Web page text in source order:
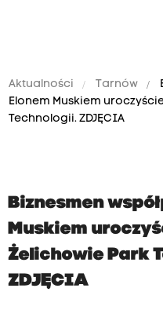
Aktualności Tarnów
Elonem Muskiem
Technologii. ZDJĘCIA
Biznesmen
Muskiem
Żelichowie Park
ZDJĘCIA